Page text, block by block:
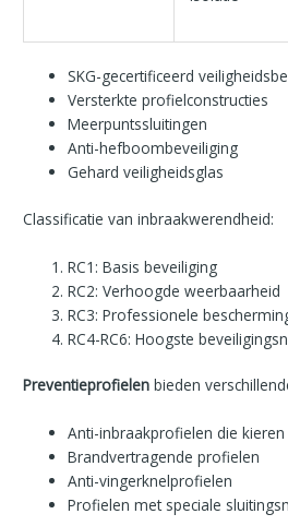
SKG-gecertificeerd
Versterkte profielconstructies
Meerpuntssluitingen
Anti-hefboombeveiliging
Gehard veiligheidsglas
Classificatie van inbraakwerendheid:
RC1: Basis beveiliging
RC2: Verhoogde weerbaarheid
RC3: Professionele
RC4-RC6: Hoogste
Preventieprofielen bieden
Anti-inbraakprofielen die
Brandvertragende profielen
Anti-vingerknelprofielen
Profielen met speciale